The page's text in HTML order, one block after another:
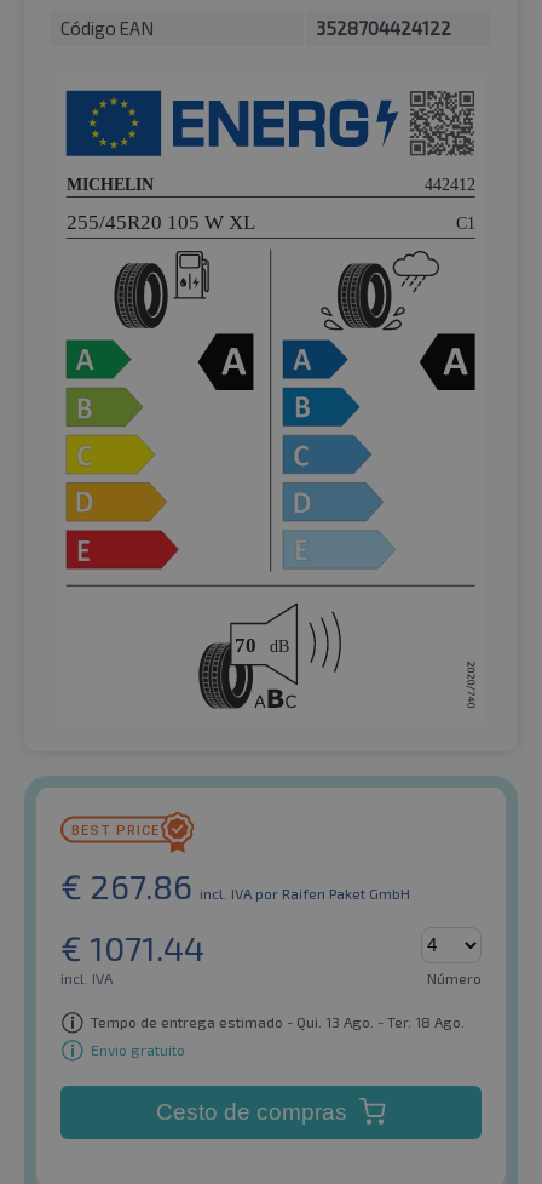
Código EAN 3528704424122
€ 267.86 incl. IVA por Raifen Paket GmbH
€ 1071.44
incl. IVA Número
Tempo de entrega estimado - Qui. 13 Ago. - Ter. 18 Ago.
Envio gratuito
Cesto de compras